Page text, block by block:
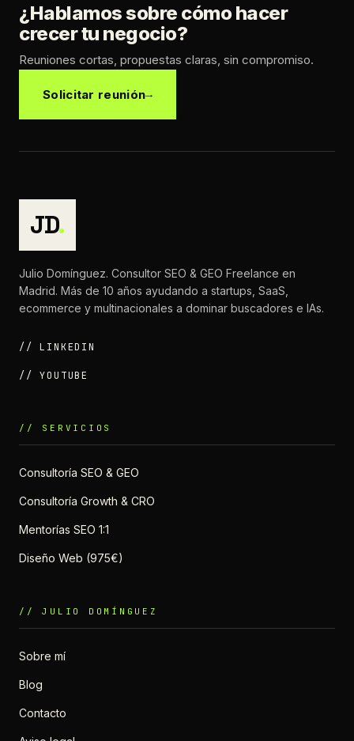
¿Hablamos sobre cómo hacer
crecer tu negocio?
Reuniones cortas, propuestas claras, sin compromiso.
Solicitar reunión
JD.
Julio Domínguez. Consultor SEO & GEO Freelance en
Madrid. Más de 10 años ayudando a startups, SaaS,
ecommerce y multinacionales a dominar buscadores e IAs.
// LINKEDIN
// YOUTUBE
// SERVICIOS
Consultoría SEO & GEO
Consultoría Growth & CRO
Mentorías SEO 1:1
Diseño Web (975€)
// JULIO DOMÍNGUEZ
Sobre mí
Blog
Contacto